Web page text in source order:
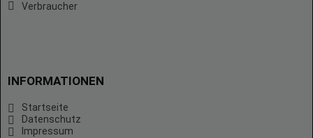
Verbraucher
INFORMATIONEN
Startseite
Datenschutz
Impressum